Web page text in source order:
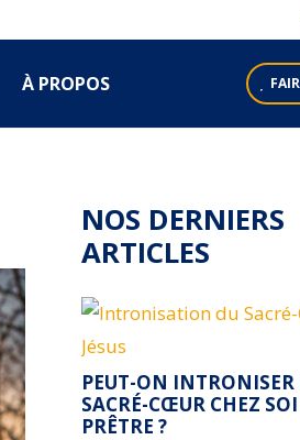
À PROPOS
NOS DERNIERS
ARTICLES
PEUT-ON INTRONISER
SACRÉ-CŒUR CHEZ
PRÊTRE ?